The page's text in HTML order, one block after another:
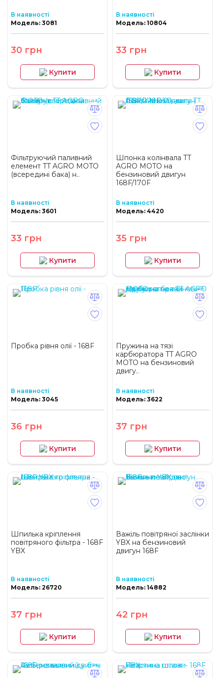
В наявності
Модель: 3081
30 грн
Купити
В наявності
Модель: 10804
33 грн
Купити
Фільтруючий паливний
елемент TT AGRO MOTO
(всередині бака) н..
В наявності
Модель: 3601
33 грн
Купити
Шпонка колінвала TT
AGRO MOTO на
бензиновий двигун
168F/170F
В наявності
Модель: 4420
35 грн
Купити
Пробка рівня олії - 168F
В наявності
Модель: 3045
36 грн
Купити
Пружина на тязі
карбюратора TT AGRO
MOTO на бензиновий
двигу..
В наявності
Модель: 3622
37 грн
Купити
Шпилька кріплення
повітряного фільтра - 168F
YBX
В наявності
Модель: 26720
37 грн
Купити
Важіль повітряної заслінки
YBX на бензиновий
двигун 168F
В наявності
Модель: 14882
42 грн
Купити